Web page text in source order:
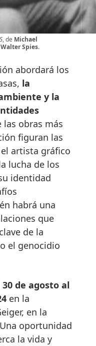
, de Michael
Walter Spies.
abordará los
la
y la
las obras más
figuran las
artista gráfico
lucha de los
identidad
habrá una
que
de la
el genocidio
de agosto al
en la
en la
oportunidad
la vida y